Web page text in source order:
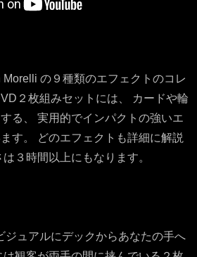
Morelli の９種類のエフェクトのコレ
２枚組みセットには、 カードや輪
る、 実用的でインパクトの強いエ
す。 どのエフェクトも詳細に解説
３時間以上にもなります。
ジュアルにデックからあなたの手へ